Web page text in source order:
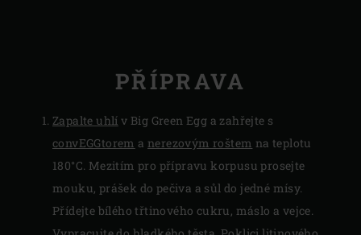
PŘÍPRAVA
Zapalte uhlí v Big Green Egg a zahřejte s
convEGGtorem anerezovým roštem na teplotu
180°C. Mezitím pro přípravu korpusu prosejte
mouku, prášek do pečiva a sůl do jedné mísy.
Přídejte bílého třtinového cukru, máslo a vejce.